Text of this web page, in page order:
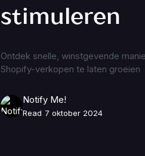
stimuleren
Ontdek snelle, winstgevende
Shopify-verkopen te laten groeien
Notify Me!
Read 7 oktober 2024